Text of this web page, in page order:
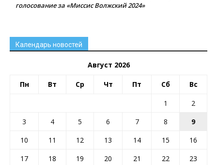
голосование за «Миссис Волжский 2024»
Календарь новостей
Август 2026
Пн Вт Ср Чт Пт Сб Вс
1
2
3
4 5 6 7 8
9
10
11 12 13 14 15
16
17
18 19 20 21 22
23